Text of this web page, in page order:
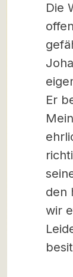
Die
Er
den
wir